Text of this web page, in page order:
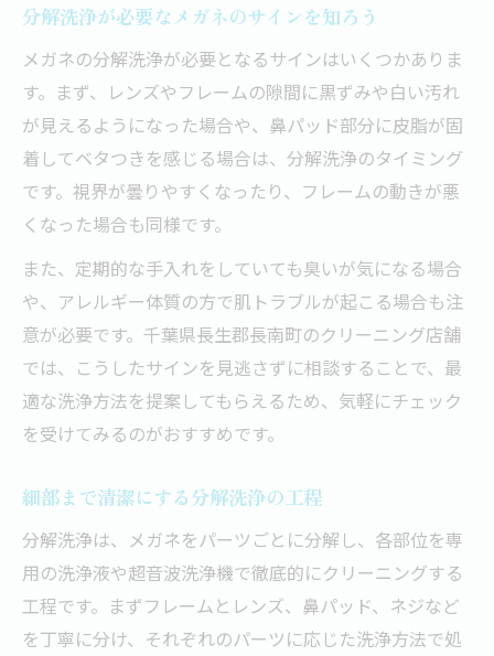
分解洗浄が必要なメガネのサインを知ろう
メガネの分解洗浄が必要となるサインはいくつかありま
す。まず、レンズやフレームの隙間に黒ずみや白い汚れ
が見えるようになった場合や、鼻パッド部分に皮脂が固
着してベタつきを感じる場合は、分解洗浄のタイミング
です。視界が曇りやすくなったり、フレームの動きが悪
くなった場合も同様です。
また、定期的な手入れをしていても臭いが気になる場合
や、アレルギー体質の方で肌トラブルが起こる場合も注
意が必要です。千葉県長生郡長南町のクリーニング店舗
では、こうしたサインを見逃さずに相談することで、最
適な洗浄方法を提案してもらえるため、気軽にチェック
を受けてみるのがおすすめです。
細部まで清潔にする分解洗浄の工程
分解洗浄は、メガネをパーツごとに分解し、各部位を専
用の洗浄液や超音波洗浄機で徹底的にクリーニングする
工程です。まずフレームとレンズ、鼻パッド、ネジなど
を丁寧に分け、それぞれのパーツに応じた洗浄方法で処